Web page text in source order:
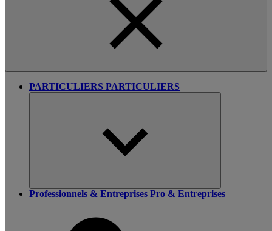
PARTICULIERS PARTICULIERS
Professionnels & Entreprises Pro & Entreprises